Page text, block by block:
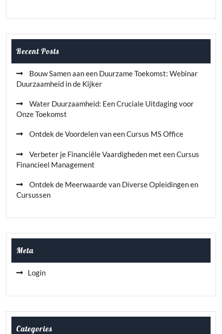
Recent Posts
Bouw Samen aan een Duurzame Toekomst: Webinar
Duurzaamheid in de Kijker
Water Duurzaamheid: Een Cruciale Uitdaging voor
Onze Toekomst
Ontdek de Voordelen van een Cursus MS Office
Verbeter je Financiële Vaardigheden met een Cursus
Financieel Management
Ontdek de Meerwaarde van Diverse Opleidingen en
Cursussen
Meta
Login
Categories